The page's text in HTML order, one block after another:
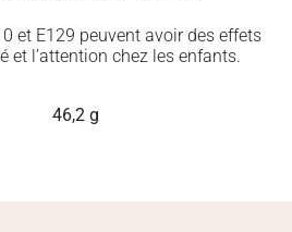
et E129 peuvent avoir des effets
et l’attention chez les enfants.
46,2 g